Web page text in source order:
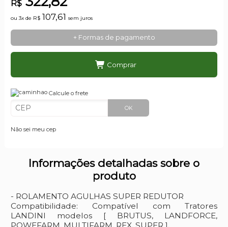
R$
ou 3x de R$107,61 sem juros
+ Formas de pagamento
Comprar
Calcule o frete
OK
Não sei meu cep
Informações detalhadas sobre o
produto
- ROLAMENTO AGULHAS SUPER REDUTOR
Compatibilidade: Compatível com Tratores
LANDINI modelos [ BRUTUS, LANDFORCE,